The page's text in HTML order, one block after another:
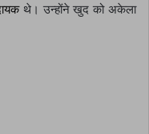
थे। उन्होंने खुद को अकेला